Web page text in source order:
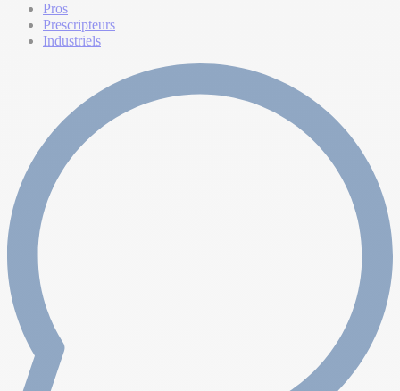
Pros
Prescripteurs
Industriels